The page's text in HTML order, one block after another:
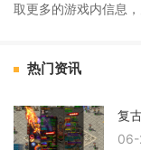
取更多的游戏内信息
热门资讯
复
06-